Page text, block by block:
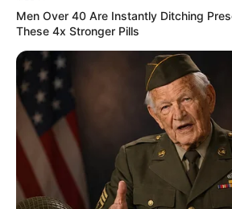
CTA LOVE
Men Over 40 Are Instantly Ditching
These 4x Stronger Pills